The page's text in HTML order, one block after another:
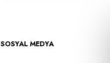
SOSYAL MEDYA